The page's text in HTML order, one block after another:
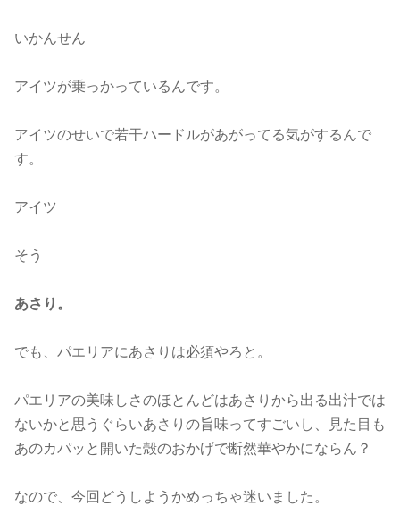
いかんせん
アイツが乗っかっているんです。
アイツのせいで若干ハードルがあがってる気がするんで
す。
アイツ
そう
あさり。
でも、パエリアにあさりは必須やろと。
パエリアの美味しさのほとんどはあさりから出る出汁では
ないかと思うぐらいあさりの旨味ってすごいし、見た目も
あのカパッと開いた殻のおかげで断然華やかにならん？
なので、今回どうしようかめっちゃ迷いました。